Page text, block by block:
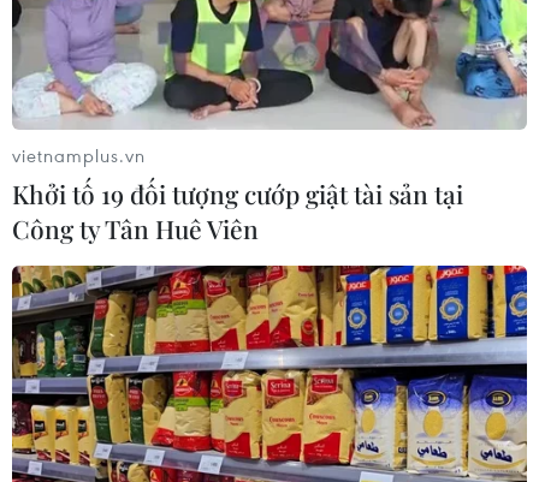
vietnamplus.vn
Khởi tố 19 đối tượng cướp giật tài sản tại
Công ty Tân Huê Viên